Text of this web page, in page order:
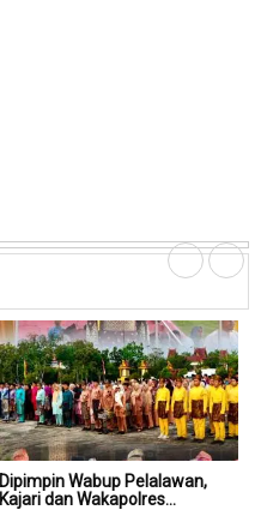
Dipimpin Wabup Pelalawan,
Kajari dan Wakapolres...